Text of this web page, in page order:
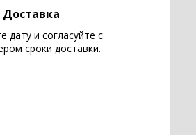
Доставка
дату и согласуйте с
сроки доставки.